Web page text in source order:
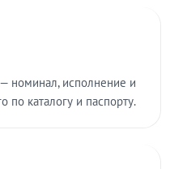
номинал, исполнение и
по каталогу и паспорту.